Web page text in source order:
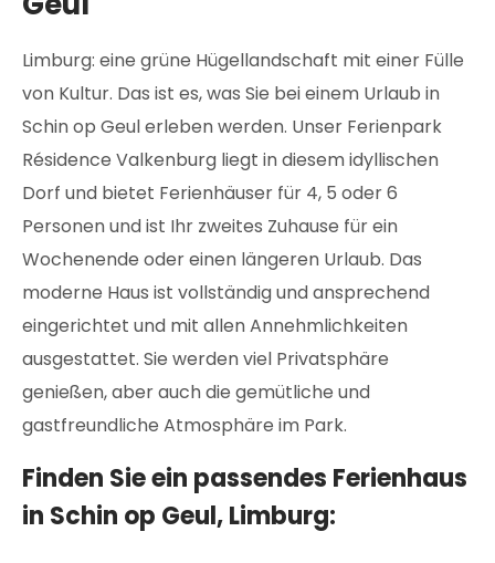
Limburg: eine grüne Hügellandschaft mit einer Fülle
von Kultur. Das ist es, was Sie bei einem Urlaub in
Schin op Geul erleben werden. Unser Ferienpark
Résidence Valkenburg liegt in diesem idyllischen
Dorf und bietet Ferienhäuser für 4, 5 oder 6
Personen und ist Ihr zweites Zuhause für ein
Wochenende oder einen längeren Urlaub. Das
moderne Haus ist vollständig und ansprechend
eingerichtet und mit allen Annehmlichkeiten
ausgestattet. Sie werden viel Privatsphäre
genießen, aber auch die gemütliche und
gastfreundliche Atmosphäre im Park.
Finden Sie ein passendes Ferienhaus
in Schin op Geul, Limburg: